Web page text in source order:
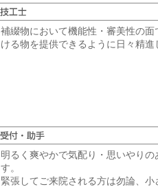
補綴物において機能性・審美性の
ける物を提供できるように日々精
明るく爽やかで気配り・思いやり
す。
緊張してご来院される方は勿論、